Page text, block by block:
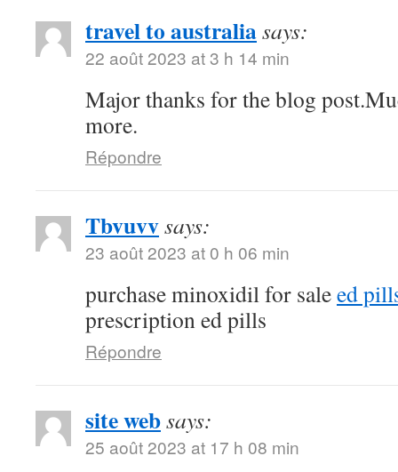
travel to australiasays:
22 août 2023 at 3 h 14 min
Major thanks for the blog
more.
Répondre
Tbvuvvsays:
23 août 2023 at 0 h 06 min
purchase minoxidil for saleed
prescription ed pills
Répondre
site websays:
25 août 2023 at 17 h 08 min